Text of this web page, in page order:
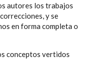
autores los trabajos
y se
en forma completa o
conceptos vertidos